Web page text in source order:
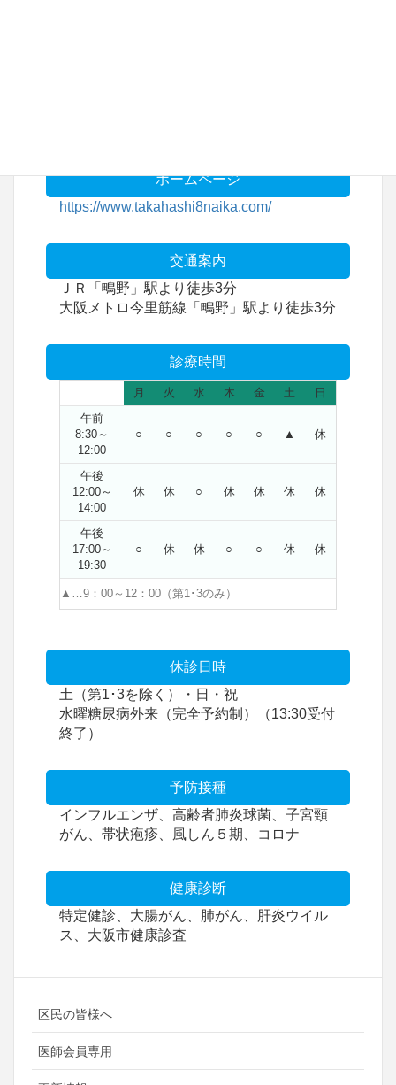
ホームページ
https://www.takahashi8naika.com/
交通案内
ＪＲ「鴫野」駅より徒歩3分
大阪メトロ今里筋線「鴫野」駅より徒歩3分
診療時間
月 火 水 木 金 土
日
午前
8:30～
12:00
○ ○ ○ ○ ○ ▲ 休
午後
12:00～
14:00
休 休 ○ 休 休 休 休
午後
17:00～
19:30
○ 休 休 ○ ○ 休 休
▲…9：00～12：00（第1･3のみ）
休診日時
土（第1･3を除く）・日・祝
水曜糖尿病外来（完全予約制）（13:30受付
終了）
予防接種
インフルエンザ、高齢者肺炎球菌、子宮頸
がん、帯状疱疹、風しん５期、コロナ
健康診断
特定健診、大腸がん、肺がん、肝炎ウイル
ス、大阪市健康診査
区民の皆様へ
医師会員専用